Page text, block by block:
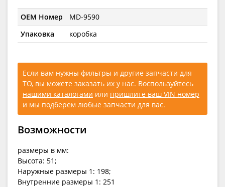
OEM Номер
MD-9590
Упаковка
коробка
Если вам нужны фильтры и другие запчасти для
ТО, вы можете заказать их у нас. Воспользуйтесь
нашими каталогами или пришлите ваш VIN номер
и мы подберем любые запчасти для вас.
Возможности
размеры в мм:
Высота: 51;
Наружные размеры 1: 198;
Внутренние размеры 1: 251